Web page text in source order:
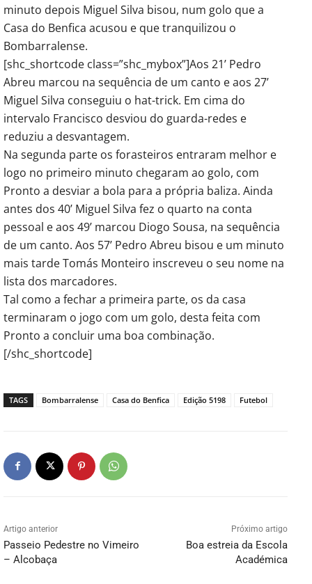
minuto depois Miguel Silva bisou, num golo que a
Casa do Benfica acusou e que tranquilizou o
Bombarralense.
[shc_shortcode class=”shc_mybox”]Aos 21’ Pedro
Abreu marcou na sequência de um canto e aos 27’
Miguel Silva conseguiu o hat-trick. Em cima do
intervalo Francisco desviou do guarda-redes e
reduziu a desvantagem.
Na segunda parte os forasteiros entraram melhor e
logo no primeiro minuto chegaram ao golo, com
Pronto a desviar a bola para a própria baliza. Ainda
antes dos 40’ Miguel Silva fez o quarto na conta
pessoal e aos 49’ marcou Diogo Sousa, na sequência
de um canto. Aos 57’ Pedro Abreu bisou e um minuto
mais tarde Tomás Monteiro inscreveu o seu nome na
lista dos marcadores.
Tal como a fechar a primeira parte, os da casa
terminaram o jogo com um golo, desta feita com
Pronto a concluir uma boa combinação.
[/shc_shortcode]
TAGS Bombarralense Casa do Benfica Edição 5198 Futebol
Artigo anterior
Passeio Pedestre no Vimeiro
– Alcobaça
Próximo artigo
Boa estreia da Escola
Académica